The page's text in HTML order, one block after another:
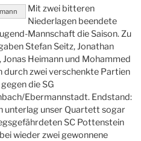
Mit zwei bitteren
Niederlagen beendete
Mannschaft die Saison. Zu
Stefan Seitz, Jonathan
Jonas Heimann und Mohammed
durch zwei verschenkte Partien
die SG
Ebermannstadt. Endstand:
unterlag unser Quartett sogar
SC Pottenstein
wieder zwei gewonnene